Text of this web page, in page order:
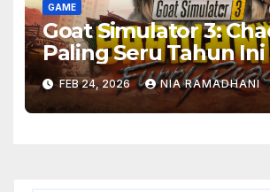
GAME
Goat Simulator 3:
Paling Seru Tahun Ini
FEB 24, 2026 NIA RAMADHANI